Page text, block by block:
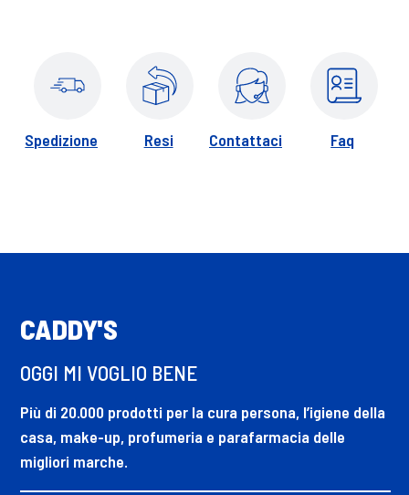
Spedizione Resi Contattaci Faq
CADDY'S
OGGI MI VOGLIO BENE
Più di 20.000 prodotti per la cura persona, l’igiene della
casa, make-up, profumeria e parafarmacia delle
migliori marche.